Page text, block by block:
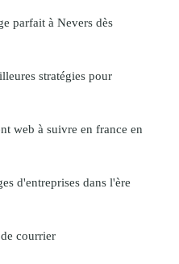
parfait à Nevers dès
stratégies pour
web à suivre en france en
d'entreprises dans l'ère
courrier